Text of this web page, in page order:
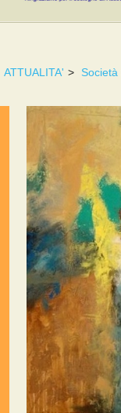
ATTUALITA' > Società